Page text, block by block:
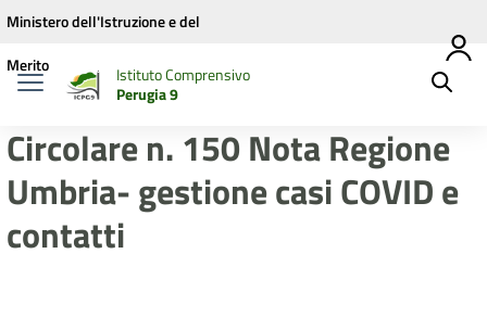
Vai ai contenuti
Vai al menu di navigazione
Vai al footer
Ministero dell'Istruzione e del
Merito
Istituto Comprensivo
Perugia 9
Circolare n. 150 Nota Regione
Umbria- gestione casi COVID e
contatti